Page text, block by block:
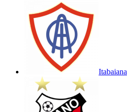
Itabaiana